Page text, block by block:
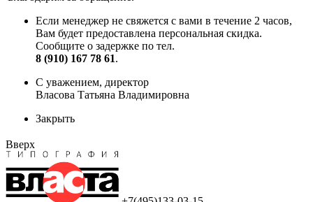
Если менеджер не свяжется с вами в течение 2 часов,
Вам будет предоставлена персональная скидка.
Сообщите о задержке по тел.
8 (910) 167 78 61.
С уважением, директор
Власова Татьяна Владимировна
Закрыть
Вверх